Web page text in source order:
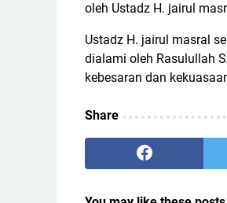
oleh Ustadz H. jairul
Ustadz H. jairul masral
dialami oleh Rasulullah
kebesaran dan
Share